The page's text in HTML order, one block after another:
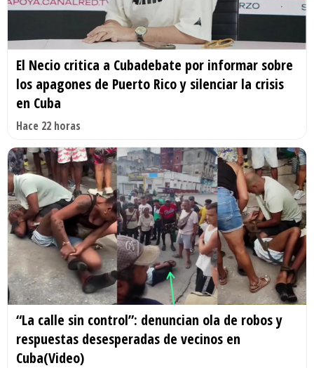
El Necio critica a Cubadebate por informar sobre
los apagones de Puerto Rico y silenciar la crisis
en Cuba
Hace 22 horas
“La calle sin control”: denuncian ola de robos y
respuestas desesperadas de vecinos en
Cuba(Video)